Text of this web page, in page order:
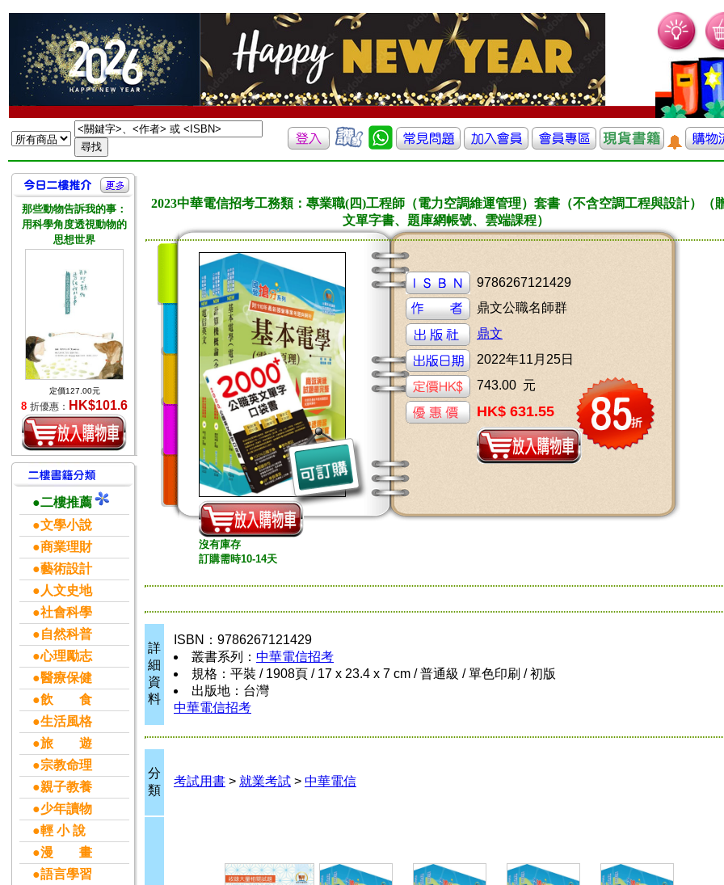
那些動物告訴我的事：
用科學角度透視動物的
思想世界
定價127.00元
8 折優惠： HK$101.6
●二樓推薦
●文學小說
●商業理財
●藝術設計
●人文史地
●社會科學
●自然科普
●心理勵志
●醫療保健
●飲 食
●生活風格
●旅 遊
●宗教命理
●親子教養
●少年讀物
●輕 小 說
●漫 畫
●語言學習
2023中華電信招考工務類：專業職(四)工程師（電力空調維運管理）套書（不含空調工程與設計）（
文單字書、題庫網帳號、雲端課程）
沒有庫存
訂購需時10-14天
9786267121429
鼎文公職名師群
鼎文
2022年11月25日
743.00 元
HK$ 631.55
詳
細
資
料
ISBN：9786267121429
叢書系列： 中華電信招考
規格：平裝 / 1908頁 / 17 x 23.4 x 7 cm / 普通級 / 單色印刷 / 初版
出版地：台灣
中華電信招考
分
類
考試用書 > 就業考試 > 中華電信